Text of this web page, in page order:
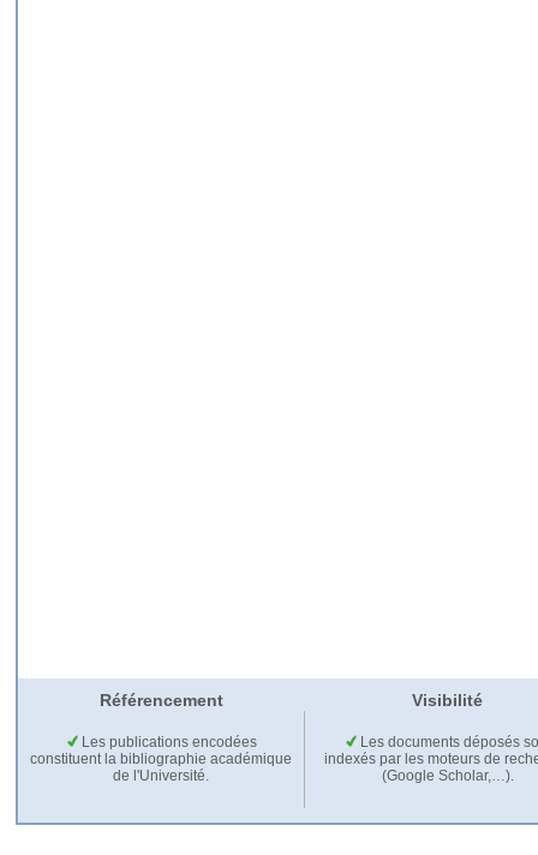
Référencement Visibilité
Les publications encodées
constituent la bibliographie académique
de l'Université.
Les documents déposés
indexés par les moteurs de
(Google Scholar,…).